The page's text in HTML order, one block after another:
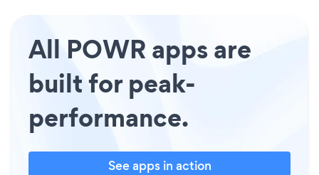
All POWR apps are
built for peak-
performance.
See apps in action